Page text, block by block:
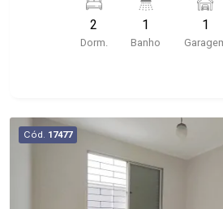
Área de Serviço; - Condomínio
playground, salão de festas,
piscina, pet place e quadra de
2
Dorm.
1
Banho
1
Cód. 17477